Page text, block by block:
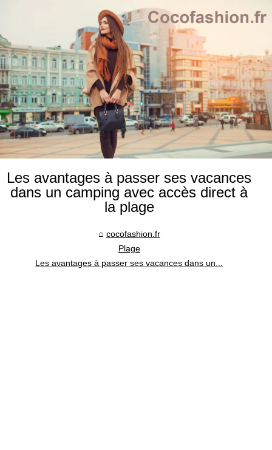
Les avantages à passer ses vacances
dans un camping avec accès direct à
la plage
cocofashion.fr
Plage
Les avantages à passer ses vacances dans un...